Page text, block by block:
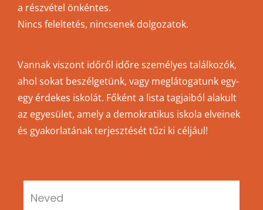
a részvétel önkéntes.
Nincs feleltetés, nincsenek dolgozatok.
Vannak viszont időről időre személyes találkozók,
ahol sokat beszélgetünk, vagy meglátogatunk egy-
egy érdekes iskolát. Főként a lista tagjaiból alakult
az egyesület, amely a demokratikus iskola elveinek
és gyakorlatának terjesztését tűzi ki céljául!